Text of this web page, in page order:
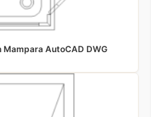
AutoCAD DWG